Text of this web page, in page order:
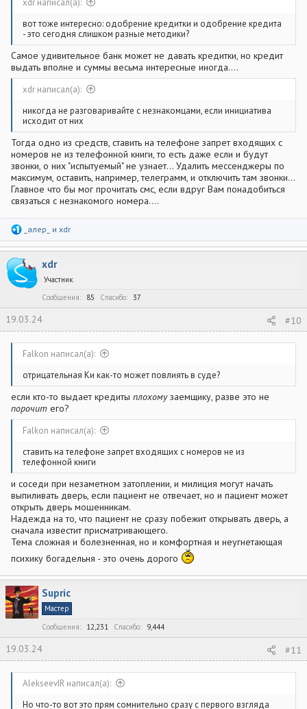
xdr написал(а):
вот тоже интересно: одобрение кредитки и одобрение кредита
- это сегодня слишком разные методики?
Самое удивительное банк может не давать кредитки, но кредит
выдать вполне и суммы весьма интересные иногда....
xdr написал(а):
никогда не разговаривайте с незнакомцами, если инициатива
исходит от них
Тогда одно из средств, ставить на телефоне запрет входящих с
номеров не из телефонной книги, то есть даже если и будут
звонки, о них "испытуемый" не узнает... Удалить мессенджеры по
максимум, оставить, например, телеграмм, и отключить там звонки...
Главное что бы мог прочитать смс, если вдруг Вам понадобиться
связаться с незнакомого номера....
а
к
ц
и
и
_алер_ и xdr
xdr
Участник
Сообщения
85 Спасибо 37
19.03.24 #10
Falkon написал(а):
отрицательная Ки как-то может повлиять в суде?
если кто-то выдает кредиты плохомузаемщику, разве это не
порочит его?
Falkon написал(а):
ставить на телефоне запрет входящих с номеров не из
телефонной книги
и соседи при незаметном затоплении, и милиция могут начать
выпиливать дверь, если пациент не отвечает, но и пациент может
открыть дверь мошенникам.
Надежда на то, что пациент не сразу побежит открывать дверь, а
сначала известит присматривающего.
Тема сложная и болезненная, но и комфортная и неугнетающая
психику богадельня - это очень дорого
Supric
Мастер
Сообщения
12,231 Спасибо 9,444
19.03.24 #11
AlekseevIR написал(а):
Но что-то вот это прям сомнительно сразу с первого взгляда